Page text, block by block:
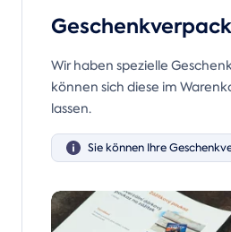
Wir haben spezielle
können sich diese im
lassen.
Sie können Ihre